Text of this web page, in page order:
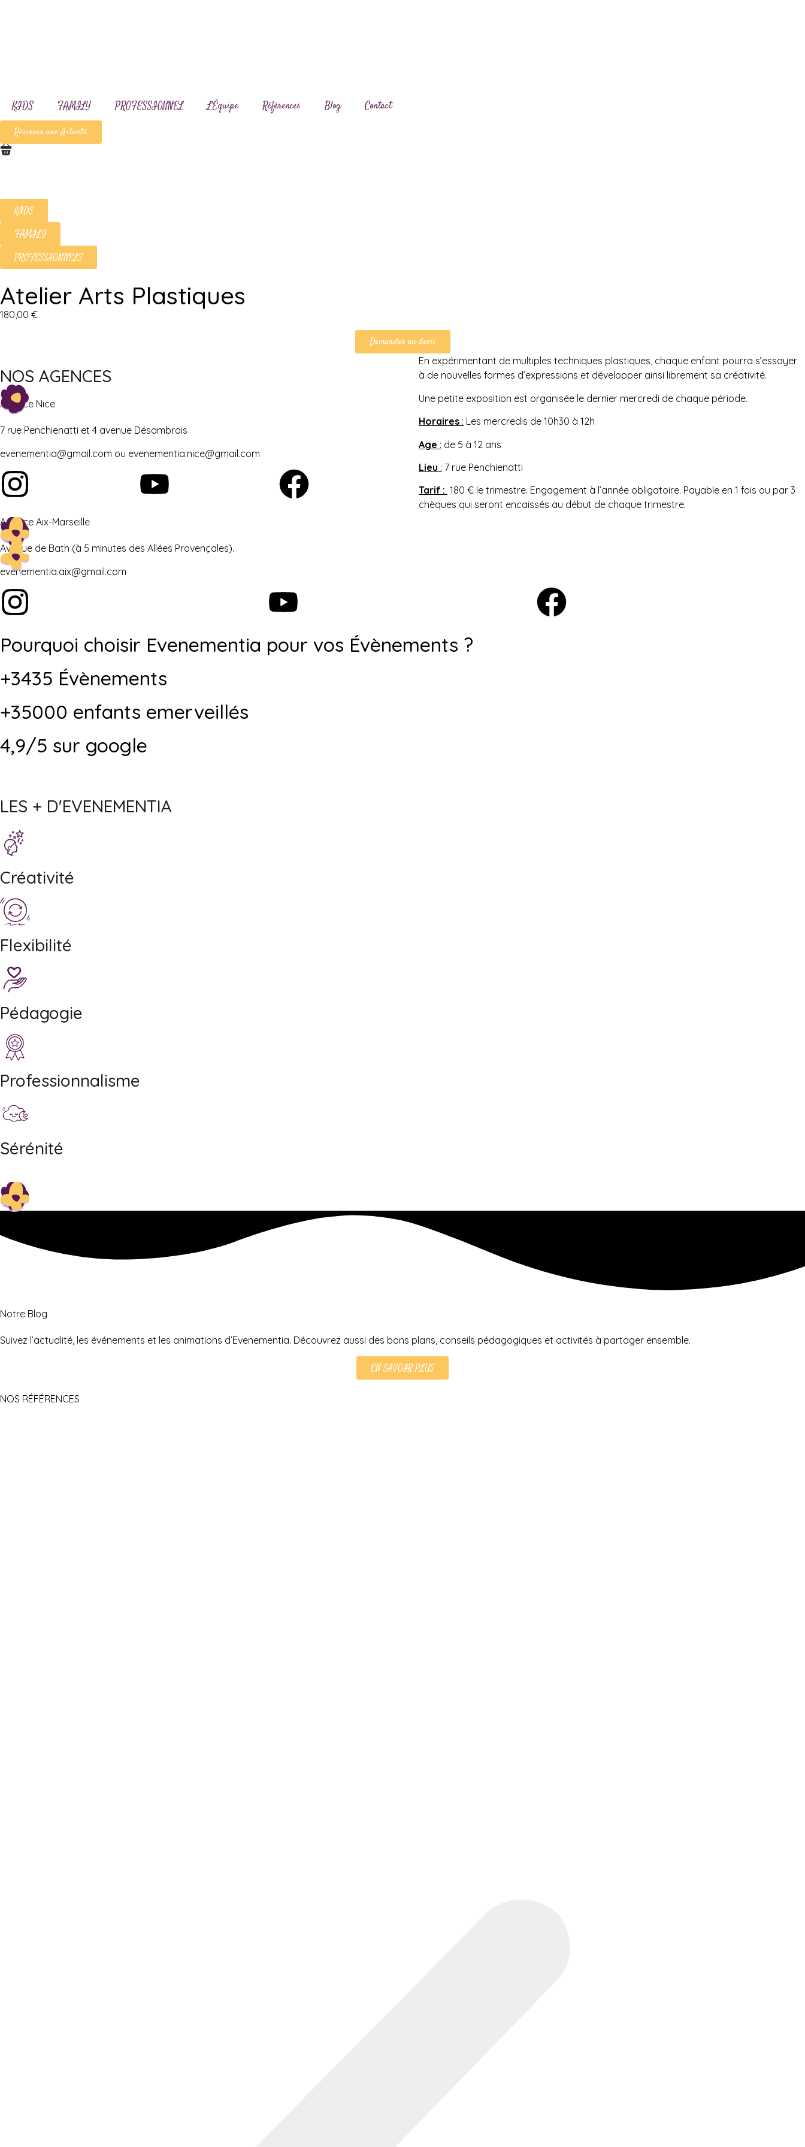
KIDS FAMILY PROFESSIONNEL L’Équipe Références Blog Contact
Réserver une Activité
KIDS
FAMILY
PROFESSIONNELS
Atelier Arts Plastiques
180,00 €
Demander un devis
En expérimentant de multiples techniques plastiques, chaque enfant pourra s’essayer
à de nouvelles formes d’expressions et développer ainsi librement sa créativité.
Une petite exposition est organisée le dernier mercredi de chaque période.
Horaires: Les mercredis de 10h30 à 12h
Age : de 5 à 12 ans
Lieu : 7 rue Penchienatti
Tarif : 180 € le trimestre. Engagement à l’année obligatoire. Payable en 1 fois ou par 3
chèques qui seront encaissés au début de chaque trimestre.
NOS AGENCES
Agence Nice
7 rue Penchienatti et 4 avenue Désambrois
evenementia@gmail.com ou evenementia.nice@gmail.com
Agence Aix-Marseille
Avenue de Bath (à 5 minutes des Allées Provençales).
evenementia.aix@gmail.com
Pourquoi choisir Evenementia pour vos Évènements ?
+3435 Évènements
+35000 enfants emerveillés
4,9/5 sur google
LES + D'EVENEMENTIA
Créativité
Flexibilité
Pédagogie
Professionnalisme
Sérénité
Notre Blog
Suivez l’actualité, les événements et les animations d’Evenementia. Découvrez aussi des bons plans, conseils pédagogiques et activités à partager ensemble.
EN SAVOIR PLUS
NOS RÉFÉRENCES